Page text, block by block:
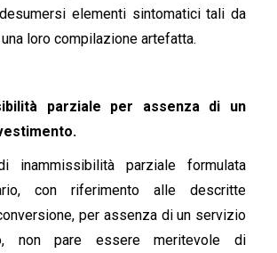
elementi sintomatici tali da
loro compilazione artefatta.
parziale per assenza di un
inammissibilità parziale formulata
con riferimento alle descritte
per assenza di un servizio
non pare essere meritevole di